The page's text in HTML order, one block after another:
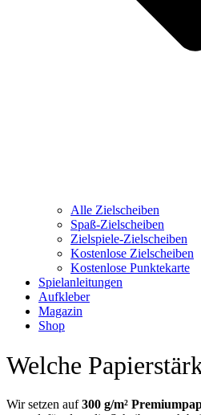
Alle Zielscheiben
Spaß-Zielscheiben
Zielspiele-Zielscheiben
Kostenlose Zielscheiben
Kostenlose Punktekarte
Spielanleitungen
Aufkleber
Magazin
Shop
Welche
Wir setzen auf300 g/m²